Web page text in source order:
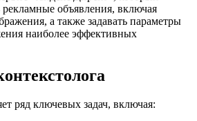
рекламные объявления, включая
а также задавать параметры
наиболее эффективных
ряд ключевых задач, включая: